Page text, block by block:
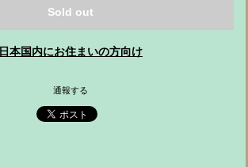
Sold out
日本国内にお住まいの方向け
通報する